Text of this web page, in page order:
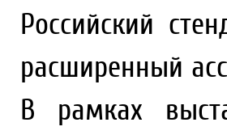
Российский
расширенный
В рамках